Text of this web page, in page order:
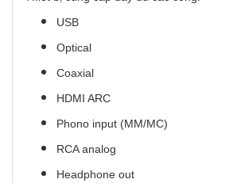
USB
Optical
Coaxial
HDMI ARC
Phono input (MM/MC)
RCA analog
Headphone out